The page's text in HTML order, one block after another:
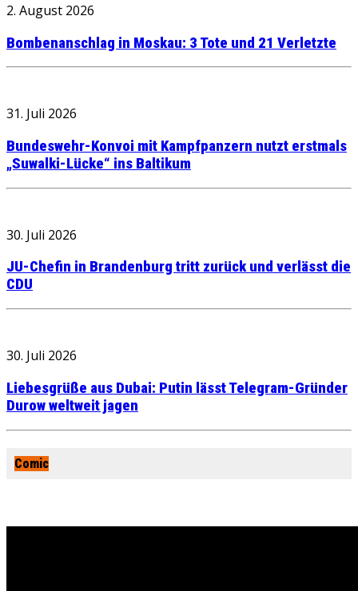
2. August 2026
Bombenanschlag in Moskau: 3 Tote und 21 Verletzte
31. Juli 2026
Bundeswehr-Konvoi mit Kampfpanzern nutzt erstmals
„Suwalki-Lücke“ ins Baltikum
30. Juli 2026
JU-Chefin in Brandenburg tritt zurück und verlässt die
CDU
30. Juli 2026
Liebesgrüße aus Dubai: Putin lässt Telegram-Gründer
Durow weltweit jagen
Comic